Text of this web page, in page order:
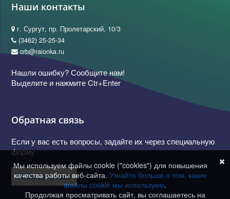
Наши контакты
г. Сургут, пр. Пролетарский, 10/3
(3462) 25-25-34
crb@raionka.ru
Нашли ошибку? Сообщите нам!
Выделите и нажмите Ctr+Enter
Обратная связь
Если у вас есть вопросы, задайте их через специальную
форму
Написать нам
Мы используем файлы cookie ("cookies") для повышения
качества работы веб-сайта. Узнайте больше о том, какие
файлы cookie мы используем.
Продолжая просматривать сайт, вы соглашаетесь на